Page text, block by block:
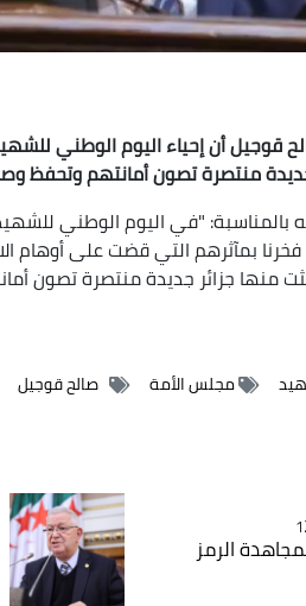
قوجيل أن إحياء اليوم الوطني
منتصرة تصون أمانتهم وتحفظ
"في اليوم الوطني
بمآثرهم التي قضت على أوهام
منها جزائر جديدة منتصرة تصون
مجلس الأمة صالح قوجيل
الرمز